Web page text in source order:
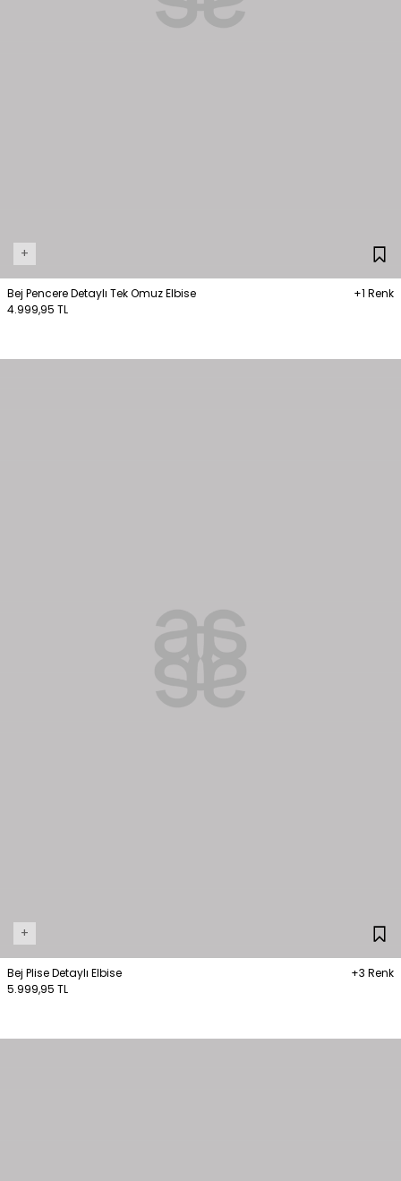
+
Bej Pencere Detaylı Tek Omuz Elbise
+1 Renk
4.999,95 TL
+
Bej Plise Detaylı Elbise
+3 Renk
5.999,95 TL